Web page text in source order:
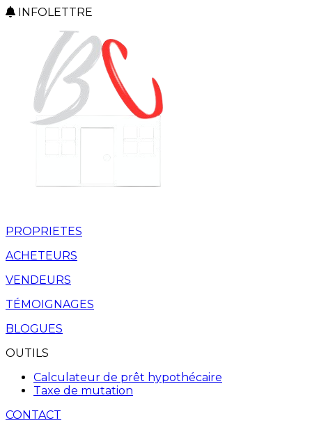
INFOLETTRE
PROPRIETES
ACHETEURS
VENDEURS
TÉMOIGNAGES
BLOGUES
OUTILS
Calculateur de prêt hypothécaire
Taxe de mutation
CONTACT